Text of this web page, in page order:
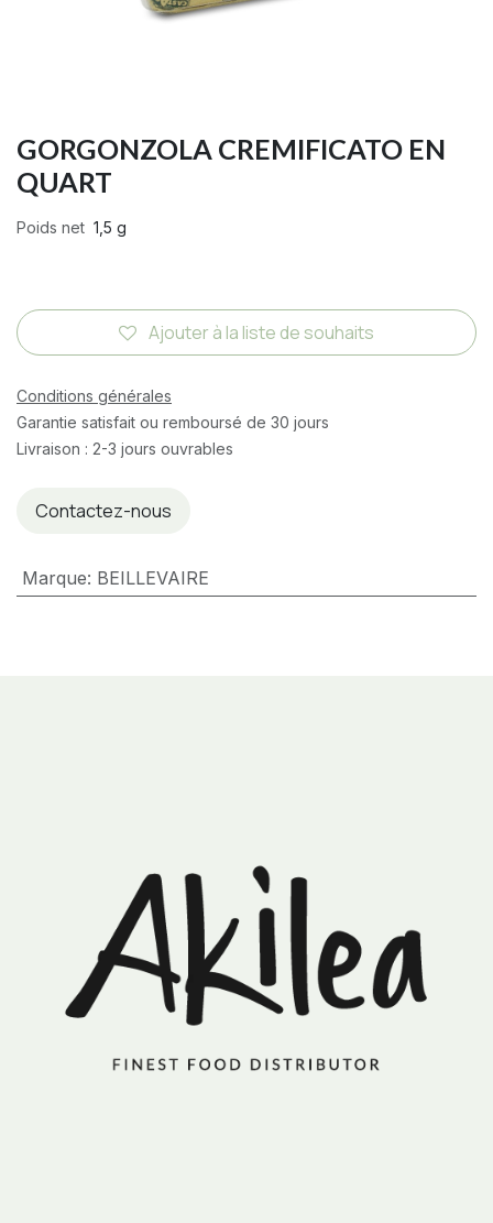
GORGONZOLA CREMIFICATO EN
QUART
Poids net 1,5 g
Ajouter à la liste de souhaits
Conditions générales
Garantie satisfait ou remboursé de 30 jours
Livraison : 2-3 jours ouvrables
Contactez-nous
Marque: BEILLEVAIRE